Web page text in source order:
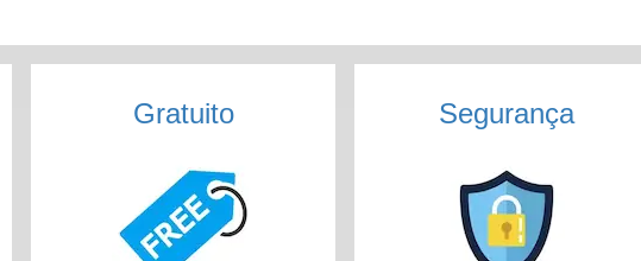
Gratuito Segurança